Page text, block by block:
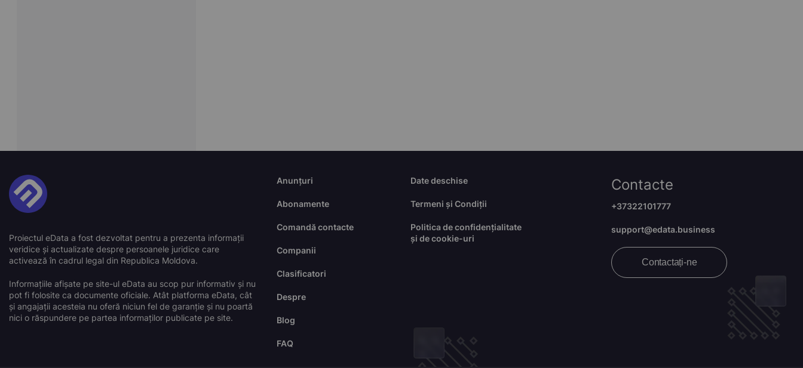
Proiectul eData a fost dezvoltat pentru a prezenta informații
veridice și actualizate despre persoanele juridice care
activează în cadrul legal din Republica Moldova.
Informațiile afișate pe site-ul eData au scop pur informativ și nu
pot fi folosite ca documente oficiale. Atât platforma eData, cât
și angajații acesteia nu oferă niciun fel de garanție și nu poartă
nici o răspundere pe partea informaților publicate pe site.
Anunțuri
Abonamente
Comandă contacte
Companii
Clasificatori
Despre
Blog
FAQ
Date deschise
Termeni și Condiții
Politica de confidențialitate
și de cookie-uri
Contacte
+37322101777
support@edata.business
Contactați-ne